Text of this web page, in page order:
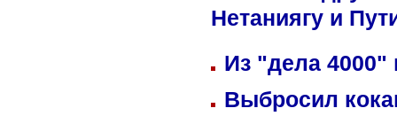
Нетаниягу и
Из "дела 4000"
Выбросил